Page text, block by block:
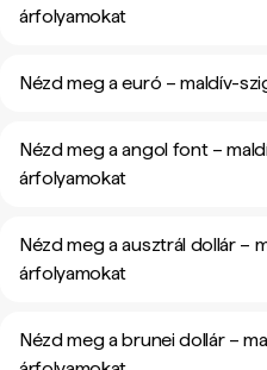
árfolyamokat
Nézd meg a euró – maldív-
Nézd meg a angol font –
árfolyamokat
Nézd meg a ausztrál dollár –
árfolyamokat
Nézd meg a brunei dollár –